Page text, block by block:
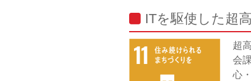
ITを駆使した超
超
会
心